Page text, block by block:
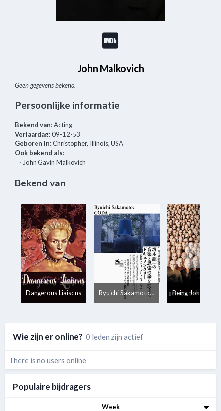
John Malkovich
Geen gegevens bekend.
Persoonlijke informatie
Bekend van: Acting
Verjaardag: 09-12-53
Geboren in: Christopher, Illinois, USA
Ook bekend als:
· John Gavin Malkovich
Bekend van
Dangerous Liaisons Ryuichi Sakamoto: CODA
Wie zijn er online? 0 leden zijn actief
There is no users online
Populaire bijdragers
Week